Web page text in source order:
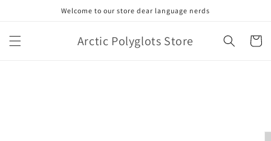
Welcome to our store dear language nerds
Arctic Polyglots Store Cart